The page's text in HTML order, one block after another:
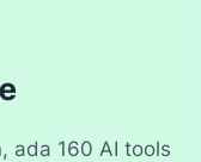
ada 160 AI tools